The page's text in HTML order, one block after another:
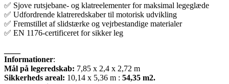
✅ Sjove rutsjebane- og klatreelementer for maksimal legeglæde
✅ Udfordrende klatreredskaber til motorisk udvikling
✅ Fremstillet af slidstærke og vejrbestandige materialer
✅ EN 1176-certificeret for sikker leg
Informationer:
Mål på legeredskab: 7,85 x 2,4 x 2,72 m
Sikkerheds areal: 10,14 x 5,36 m : 54,35 m2.